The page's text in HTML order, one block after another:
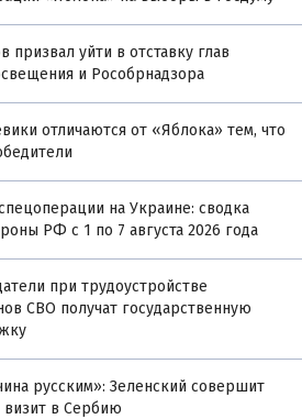
призвал уйти в отставку глав
и Рособрнадзора
отличаются от «Яблока» тем, что
на Украине: сводка
РФ с 1 по 7 августа 2026 года
при трудоустройстве
СВО получат государственную
русским»: Зеленский совершит
в Сербию